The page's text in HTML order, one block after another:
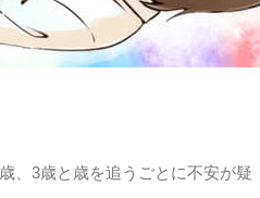
、3歳と歳を追うごとに不安が疑